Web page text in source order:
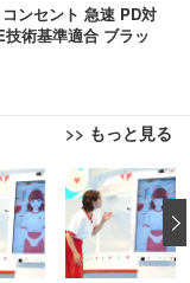
ンセント 急速 PD対
術基準適合 ブラッ
>> もっと見る
イヤホン IPX7防水
ブルートゥ
遅延接続瞬時 片耳/
学通勤/スポーツ/音楽